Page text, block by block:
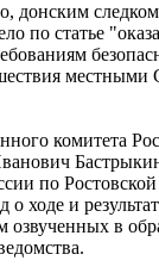
донским
по статье
комитета
по
ходе и
озвученных в